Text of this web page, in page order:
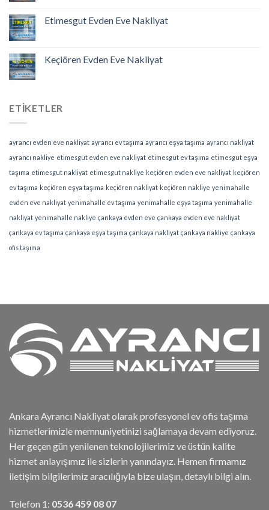
Etimesgut Evden Eve Nakliyat
Keçiören Evden Eve Nakliyat
ETIKETLER
ayrancı evden eve nakliyat ayrancı ev taşıma ayrancı eşya taşıma ayrancı nakliyat
ayrancı nakliye etimesgut evden eve nakliyat etimesgut ev taşıma etimesgut eşya
taşıma etimesgut nakliyat etimesgut nakliye keçiören evden eve nakliyat keçiören
ev taşıma keçiören eşya taşıma keçiören nakliyat keçiören nakliye yenimahalle
evden eve nakliyat yenimahalle ev taşıma yenimahalle eşya taşıma yenimahalle
nakliyat yenimahalle nakliye çankaya evden eve çankaya evden eve nakliyat
çankaya ev taşıma çankaya eşya taşıma çankaya nakliyat çankaya nakliye çankaya
ofis taşıma
Ankara Ayrancı Nakliyat olarak profesyonel ev ofis taşıma
hizmetlerimizle memnuniyetinizi sağlamaya devam ediyoruz.
Her geçen gün yenilenen teknolojilerimiz ve üstün kalite
hizmet anlayışımız ile sizlerin yanındayız. Hemen firmamız
iletişim bilgilerimiz aracılığıyla bize ulaşın, detaylı bilgi alın.
Telefon 1: 0536 459 08 07